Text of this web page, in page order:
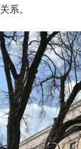
关系。